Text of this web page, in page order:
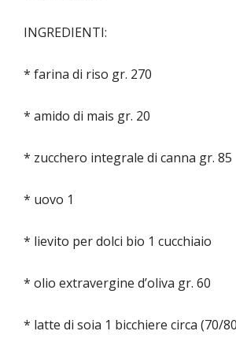
INGREDIENTI:
* farina di riso gr. 270
* amido di mais gr. 20
* zucchero integrale di canna gr. 85
* uovo 1
* lievito per dolci bio 1 cucchiaio
* olio extravergine d’oliva gr. 60
* latte di soia 1 bicchiere circa (70/